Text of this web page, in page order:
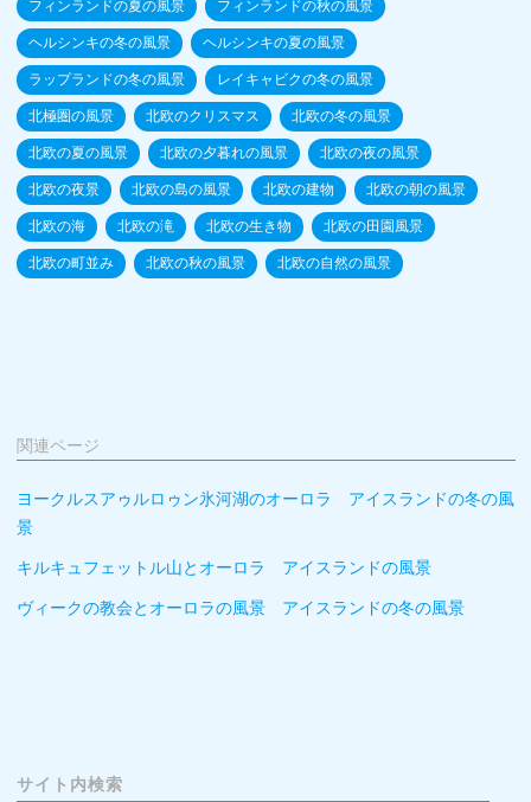
フィンランドの夏の風景 フィンランドの秋の風景
ヘルシンキの冬の風景 ヘルシンキの夏の風景
ラップランドの冬の風景 レイキャビクの冬の風景
北極圏の風景 北欧のクリスマス 北欧の冬の風景
北欧の夏の風景 北欧の夕暮れの風景 北欧の夜の風景
北欧の夜景 北欧の島の風景 北欧の建物 北欧の朝の風景
北欧の海 北欧の滝 北欧の生き物 北欧の田園風景
北欧の町並み 北欧の秋の風景 北欧の自然の風景
関連ページ
ヨークルスアゥルロゥン氷河湖のオーロラ アイスランドの冬の風
景
キルキュフェットル山とオーロラ アイスランドの風景
ヴィークの教会とオーロラの風景 アイスランドの冬の風景
サイト内検索